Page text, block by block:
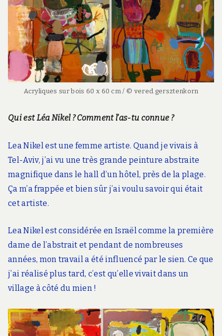
Acryliques sur bois 60 x 60 cm / © vered.gersztenkorn
Qui est Léa Nikel ? Comment l’as-tu connue ?
Lea Nikel est une femme artiste. Quand je vivais à
Tel-Aviv, j’ai vu une très grande peinture abstraite
magnifique dans le hall d’un hôtel, près de la plage.
Ça m’a frappée et bien sûr j’ai voulu savoir qui était
cet artiste.
Lea Nikel est considérée en Israël comme la première
dame de l’abstrait et pendant de nombreuses
années, mon travail a été influencé par le sien. Ce que
j’ai réalisé plus tard, c’est qu’elle vivait dans un
village à côté du mien !